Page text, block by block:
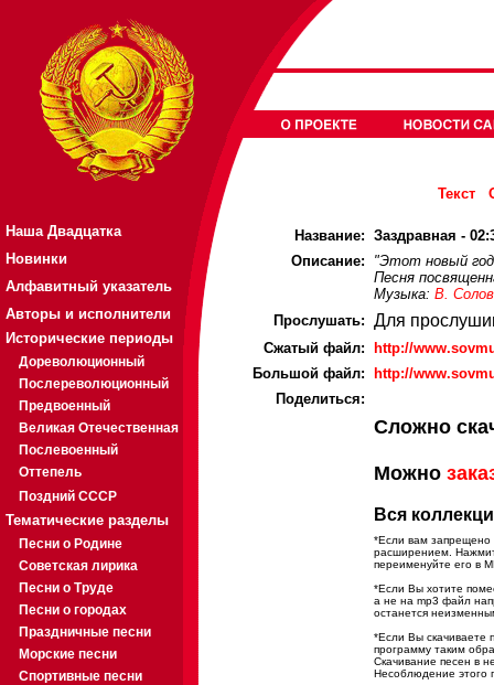
Наша Двадцатка
Новинки
Алфавитный указатель
Авторы и исполнители
Исторические периоды
Дореволюционный
Послереволюционный
Предвоенный
Великая Отечественная
Послевоенный
Оттепель
Поздний СССР
Тематические разделы
Песни о Родине
Советская лирика
Песни о Труде
Песни о городах
Праздничные песни
Морские песни
Спортивные песни
Текст
Название: Заздравная -
Описание:
"Этот новый
Песня
Музыка: В.
Прослушать: Для
Cжатый файл:
http://
Большой файл:
http://
Поделиться:
Сложно
Можно
Вся
*Если вам запрещено
расширением.
переименуйте его в
*Если Вы хотите
а не на mp3 файл
останется
*Если Вы скачиваете
программу таким
Скачивание песен в
Несоблюдение этого